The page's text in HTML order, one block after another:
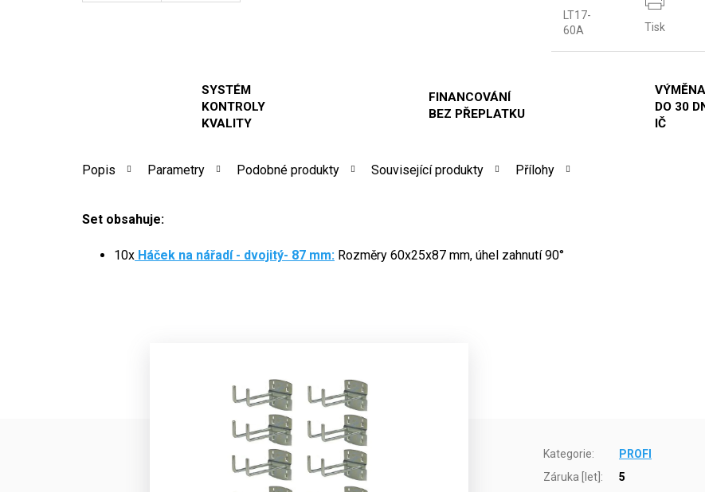
LT17-
60A
Tisk
SYSTÉM
KONTROLY
KVALITY
FINANCOVÁNÍ
BEZ PŘEPLATKU
DO 30
IČ
Popis Parametry Podobné produkty Související produkty Přílohy
Set obsahuje:
10x Háček na nářadí - dvojitý- 87 mm: Rozměry 60x25x87 mm, úhel zahnutí 90°
Kategorie:
PROFI
Záruka [let] : 5